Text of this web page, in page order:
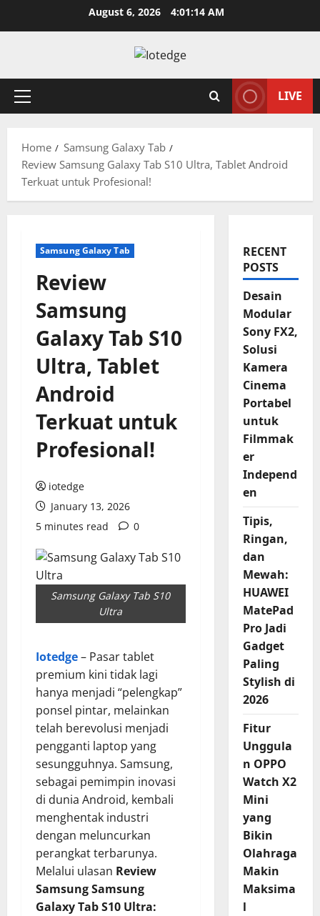
August 6, 2026 4:01:15 AM
Primary
LIVE
Home
Samsung Galaxy Tab
Review Samsung Galaxy Tab S10 Ultra, Tablet Android
Terkuat untuk Profesional!
Samsung Galaxy Tab
Review
Samsung
Galaxy Tab S10
Ultra, Tablet
Android
Terkuat untuk
Profesional!
iotedge
January 13, 2026
5 minutes read
0
Samsung Galaxy Tab S10
Ultra
Iotedge– Pasar tablet
premium kini tidak lagi
hanya menjadi “pelengkap”
ponsel pintar, melainkan
telah berevolusi menjadi
pengganti laptop yang
sesungguhnya. Samsung,
sebagai pemimpin inovasi
di dunia Android, kembali
menghentak industri
dengan meluncurkan
perangkat terbarunya.
Melalui ulasan Review
Samsung Samsung
Galaxy Tab S10 Ultra:
RECENT
POSTS
Desain
Modular
Sony FX2,
Solusi
Kamera
Cinema
Portabel
untuk
Filmmak
er
Independ
en
Tipis,
Ringan,
dan
Mewah:
HUAWEI
MatePad
Pro Jadi
Gadget
Paling
Stylish di
2026
Fitur
Unggula
n OPPO
Watch X2
Mini
yang
Bikin
Olahraga
Makin
Maksima
l